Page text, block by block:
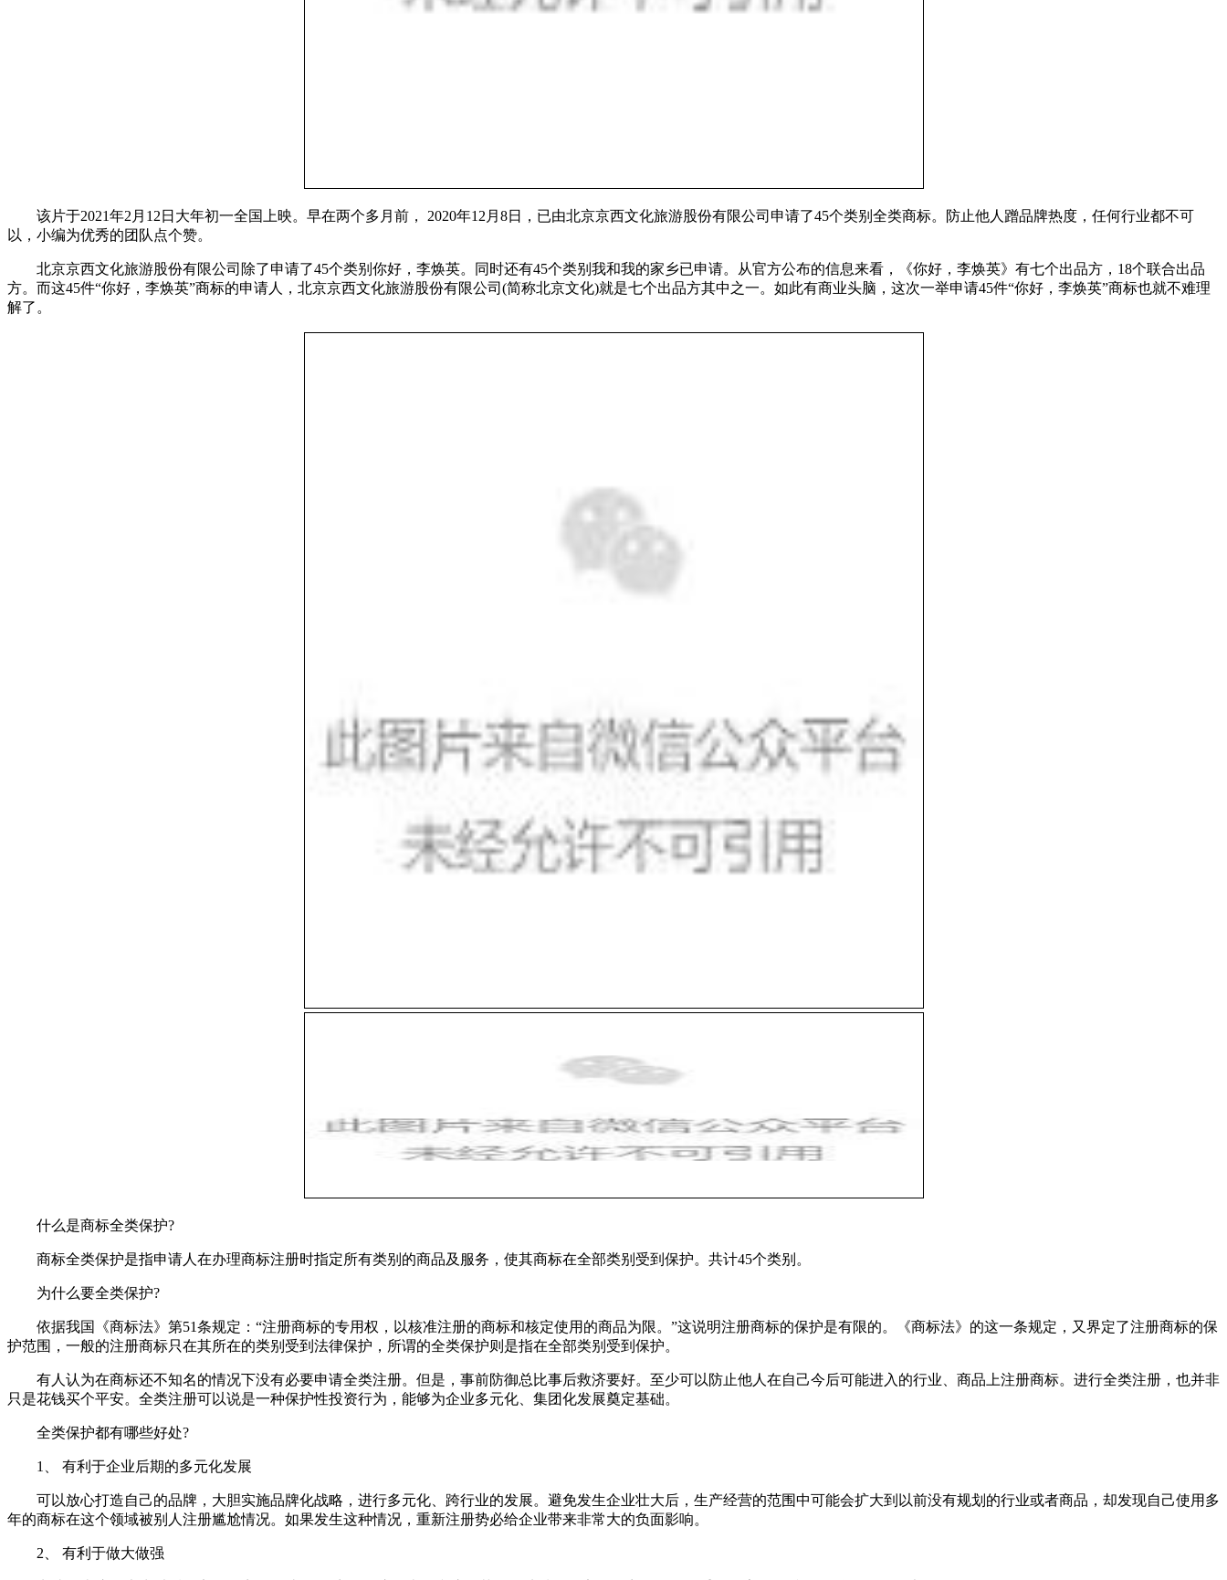
该片于2021年2月12日大年初一全国上映。早在两个多月前， 2020年12月8日，已由北京京西文化旅游股份有限公司申请了45个类别全类商标。防止他人蹭品牌热度，任何行业都不可
以，小编为优秀的团队点个赞。
北京京西文化旅游股份有限公司除了申请了45个类别你好，李焕英。同时还有45个类别我和我的家乡已申请。从官方公布的信息来看，《你好，李焕英》有七个出品方，18个联合出品
方。而这45件“你好，李焕英”商标的申请人，北京京西文化旅游股份有限公司(简称北京文化)就是七个出品方其中之一。如此有商业头脑，这次一举申请45件“你好，李焕英”商标也就不难理
解了。
什么是商标全类保护?
商标全类保护是指申请人在办理商标注册时指定所有类别的商品及服务，使其商标在全部类别受到保护。共计45个类别。
为什么要全类保护?
依据我国《商标法》第51条规定：“注册商标的专用权，以核准注册的商标和核定使用的商品为限。”这说明注册商标的保护是有限的。《商标法》的这一条规定，又界定了注册商标的保
护范围，一般的注册商标只在其所在的类别受到法律保护，所谓的全类保护则是指在全部类别受到保护。
有人认为在商标还不知名的情况下没有必要申请全类注册。但是，事前防御总比事后救济要好。至少可以防止他人在自己今后可能进入的行业、商品上注册商标。进行全类注册，也并非
只是花钱买个平安。全类注册可以说是一种保护性投资行为，能够为企业多元化、集团化发展奠定基础。
全类保护都有哪些好处?
1、 有利于企业后期的多元化发展
可以放心打造自己的品牌，大胆实施品牌化战略，进行多元化、跨行业的发展。避免发生企业壮大后，生产经营的范围中可能会扩大到以前没有规划的行业或者商品，却发现自己使用多
年的商标在这个领域被别人注册尴尬情况。如果发生这种情况，重新注册势必给企业带来非常大的负面影响。
2、 有利于做大做强